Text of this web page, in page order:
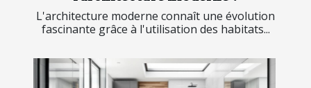
L'architecture moderne connaît une évolution
fascinante grâce à l'utilisation des habitats...